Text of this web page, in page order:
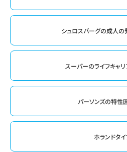
シュロスバーグの成人の
スーパーのライフキャ
パーソンズの特性
ホランドタ